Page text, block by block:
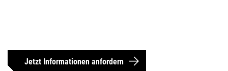
Jetzt Informationen anfordern